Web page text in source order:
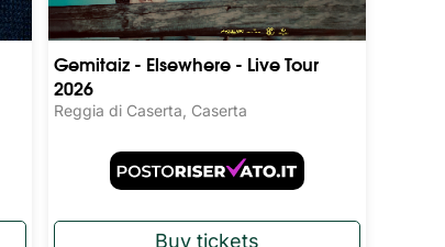
Gemitaiz - Elsewhere - Live Tour
2026
Reggia di Caserta, Caserta